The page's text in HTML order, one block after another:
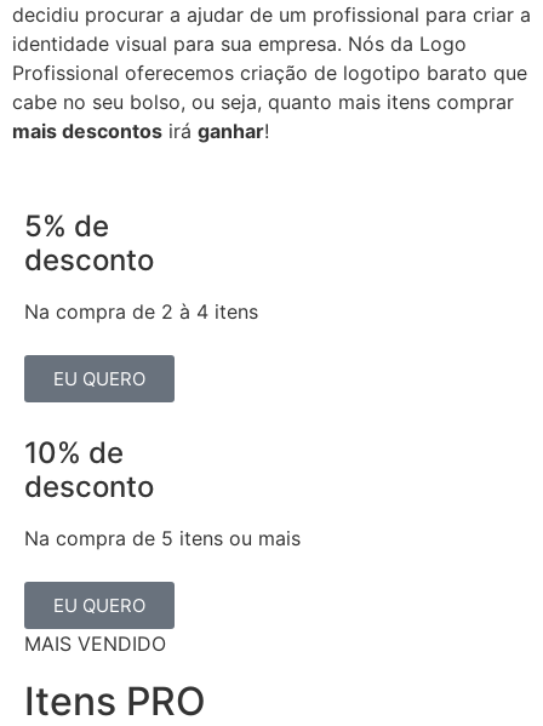
decidiu procurar a ajudar de um profissional para criar a
identidade visual para sua empresa. Nós da Logo
Profissional oferecemos criação de logotipo barato que
cabe no seu bolso, ou seja, quanto mais itens comprar
mais descontos irá ganhar!
5% de
desconto
Na compra de 2 à 4 itens
EU QUERO
10% de
desconto
Na compra de 5 itens ou mais
EU QUERO
MAIS VENDIDO
Itens PRO